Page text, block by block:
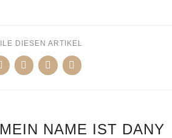
DIESEN ARTIKEL
NAME IST DANY